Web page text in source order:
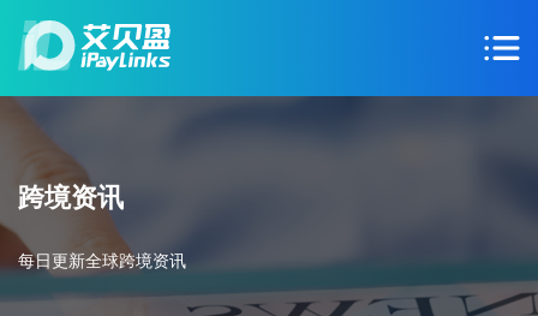
跨境资讯
每日更新全球跨境资讯